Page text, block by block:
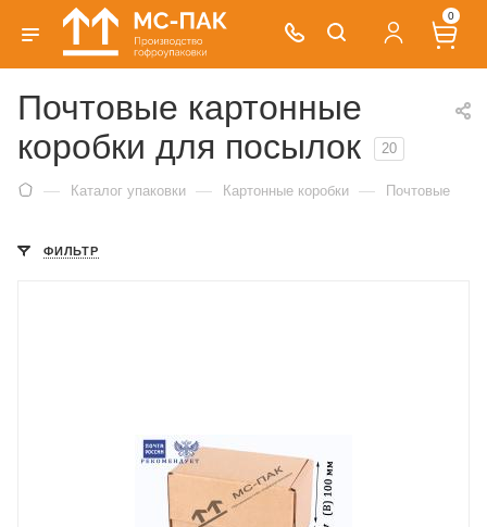
0
Почтовые картонные
коробки для посылок
20
— Каталог упаковки — Картонные коробки — Почтовые
ФИЛЬТР